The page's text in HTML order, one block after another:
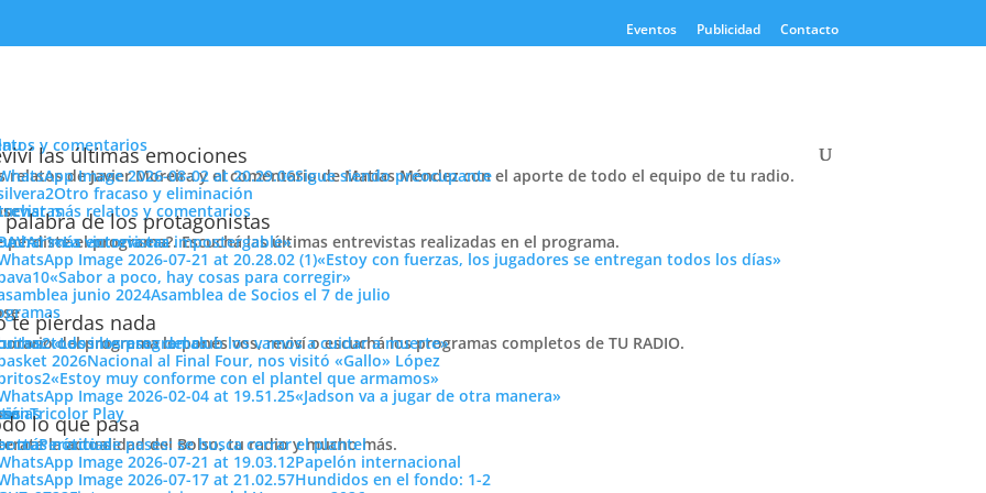
Eventos Publicidad Contacto
y comentarios
las últimas emociones
relatos de Javier Moreira y el comentario de Matías Méndez con el aporte de todo el equipo de tu radio.
Sigue siendo preocupante
Otro fracaso y eliminación
más relatos y comentarios
palabra de los protagonistas
perdiste el programa?. Escuchá las últimas entrevistas realizadas en el programa.
más entrevistas
«La victoria era impostergable»
«Estoy con fuerzas, los jugadores se entregan todos los días»
«Sabor a poco, hay cosas para corregir»
Asamblea de Socios el 7 de julio
te pierdas nada
del programa lo ponés vos, reviví o escuchá los programas completos de TU RADIO.
todos los programas
«Los intereses del club los vamos a cuidar a muerte»
Nacional al Final Four, nos visitó «Gallo» López
«Estoy muy conforme con el plantel que armamos»
«Jadson va a jugar de otra manera»
Play
lo que pasa
la actualidad del Bolso, tu radio y mucho más.
más noticias
Período de pases: se busca cerrar el plantel
Papelón internacional
Hundidos en el fondo: 1-2
y el Guti no pega una con los cambios.
Tricolor
Tweets by PasionTricolor1